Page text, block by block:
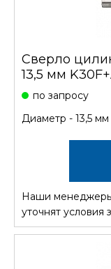
Сверло
13,5 мм
по запросу
Диаметр - 13,5 мм
Наши менеджеры
уточнят условия